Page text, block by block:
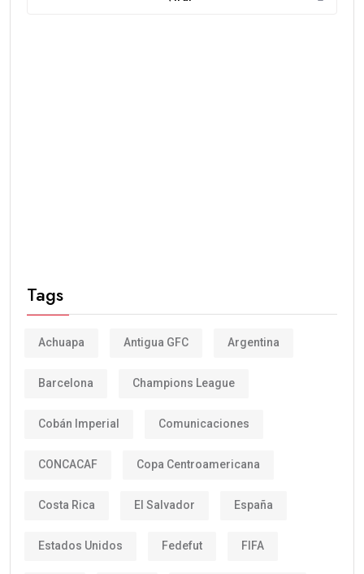
Tags
Achuapa Antigua GFC Argentina
Barcelona Champions League
Cobán Imperial Comunicaciones
CONCACAF Copa Centroamericana
Costa Rica El Salvador España
Estados Unidos Fedefut FIFA